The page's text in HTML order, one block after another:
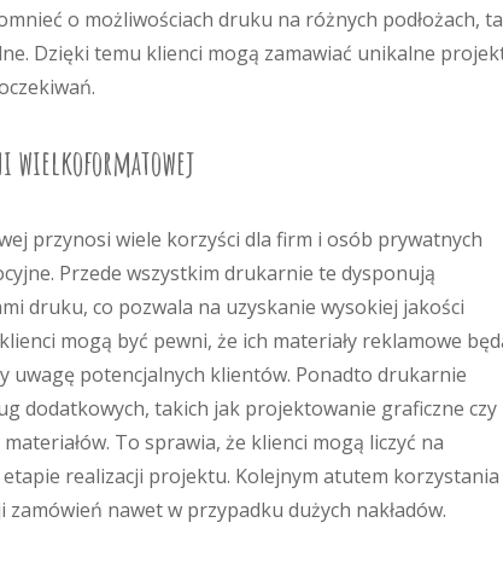
o możliwościach druku na różnych podłożach,
Dzięki temu klienci mogą zamawiać unikalne
wielkoformatowej
przynosi wiele korzyści dla firm i osób prywatnych
Przede wszystkim drukarnie te dysponują
druku, co pozwala na uzyskanie wysokiej jakości
mogą być pewni, że ich materiały reklamowe
uwagę potencjalnych klientów. Ponadto drukarnie
dodatkowych, takich jak projektowanie graficzne czy
To sprawia, że klienci mogą liczyć na
realizacji projektu. Kolejnym atutem korzystania
nawet w przypadku dużych nakładów.